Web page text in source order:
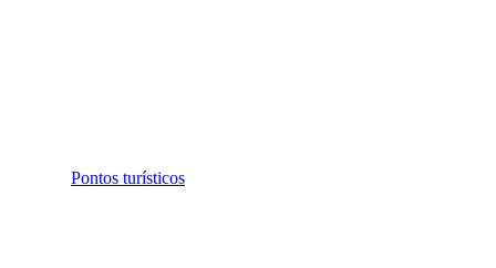
Pontos turísticos